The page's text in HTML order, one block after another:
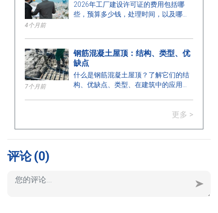
4个月前
2026年工厂建设许可证的费用包括哪
些，预算多少钱，处理时间，以及哪个
7个月前
钢筋混凝土屋顶：结构、类型、优
缺点
什么是钢筋混凝土屋顶？了解它们的结
构、优缺点、类型、在建筑中的应用，
更多 >
评论 (0)